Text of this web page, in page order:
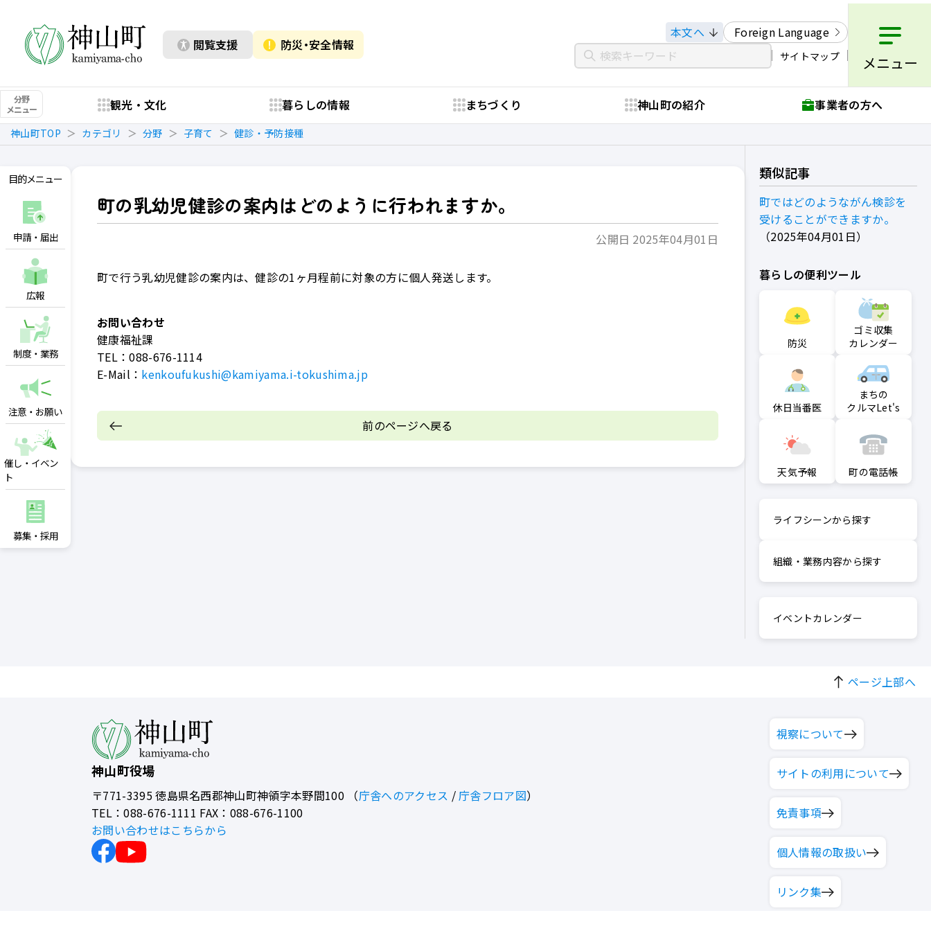
閲覧支援 防災・安全情報
本文へ Foreign Language
サイトマップ メニュー
分野
メニュー
観光・文化 暮らしの情報 まちづくり 神山町の紹介 事業者の方へ
神山町TOP カテゴリ 分野 子育て 健診・予防接種
目的メニュー
申請・届出
広報
制度・業務
注意・お願い
催し・イベン
ト
募集・採用
町の乳幼児健診の案内はどのように行われますか。
公開日 2025年04月01日
町で行う乳幼児健診の案内は、健診の1ヶ月程前に対象の方に個人発送します。
お問い合わせ
健康福祉課
TEL：088-676-1114
E-Mail： kenkoufukushi@kamiyama.i-tokushima.jp
前のページへ戻る
類似記事
町ではどのようながん検診を
受けることができますか。
2025年04月01日
暮らしの便利ツール
防災
ゴミ収集
カレンダー
休日当番医
まちの
クルマLet's
天気予報 町の電話帳
ライフシーンから探す
組織・業務内容から探す
イベントカレンダー
ページ上部へ
神山町役場
〒771-3395徳島県名西郡神山町神領字本野間100 （庁舎へのアクセス /庁舎フロア図）
TEL：088-676-1111 FAX：088-676-1100
お問い合わせはこちらから
視察について
サイトの利用について
免責事項
個人情報の取扱い
リンク集